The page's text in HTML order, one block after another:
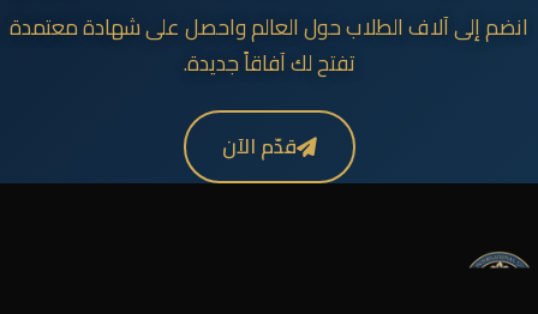
انضم إلى آلاف الطلاب حول العالم واحصل على شهادة معتمدة
تفتح لك آفاقاً جديدة.
قدّم الآن